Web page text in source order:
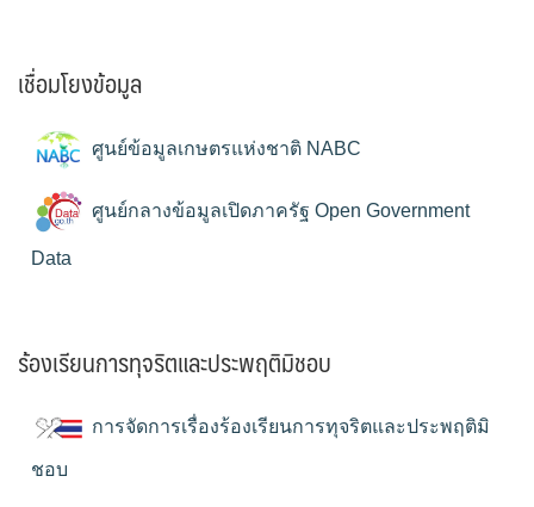
เชื่อมโยงข้อมูล
ศูนย์ข้อมูลเกษตรแห่งชาติ NABC
ศูนย์กลางข้อมูลเปิดภาครัฐ Open Government
Data
ร้องเรียนการทุจริตและประพฤติมิชอบ
การจัดการเรื่องร้องเรียนการทุจริตและประพฤติมิ
ชอบ